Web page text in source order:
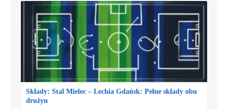
Składy: Stal Mielec – Lechia Gdańsk: Pełne składy obu
drużyn